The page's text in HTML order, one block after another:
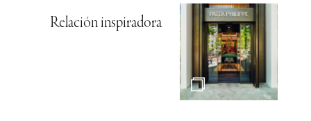
Relación inspiradora